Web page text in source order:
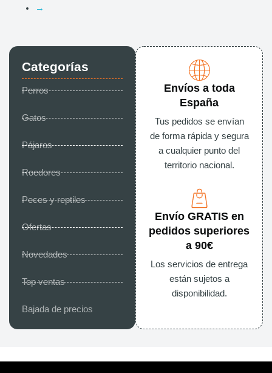
Categorías
Perros
Gatos
Pájaros
Roedores
Peces y reptiles
Ofertas
Novedades
Top ventas
Bajada de precios
Envíos a toda
España
Tus pedidos se envían
de forma rápida y segura
a cualquier punto del
territorio nacional.
Envío GRATIS en
pedidos superiores
a 90€
Los servicios de entrega
están sujetos a
disponibilidad.
→